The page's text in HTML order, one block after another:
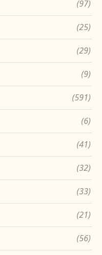
(97)
(25)
(29)
(9)
(591)
(6)
(41)
(32)
(33)
(21)
(56)